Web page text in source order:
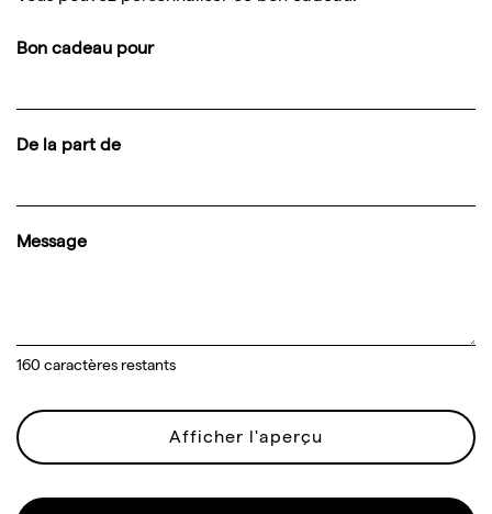
Bon cadeau pour
De la part de
Message
160 caractères restants
Afficher l'aperçu